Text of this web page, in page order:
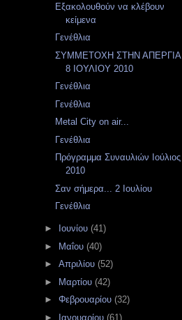
Εξακολουθούν να κλέβουν
κείμενα
Γενέθλια
ΣΥΜΜΕΤΟΧΗ ΣΤΗΝ ΑΠΕΡΓΙΑ
8 ΙΟΥΛΙΟΥ 2010
Γενέθλια
Γενέθλια
Metal City on air...
Γενέθλια
Πρόγραμμα Συναυλιών Ιούλιος
2010
Σαν σήμερα... 2 Ιουλίου
Γενέθλια
► Ιουνίου (41)
► Μαΐου (40)
► Απριλίου (52)
► Μαρτίου (42)
► Φεβρουαρίου (32)
► Ιανουαρίου (61)